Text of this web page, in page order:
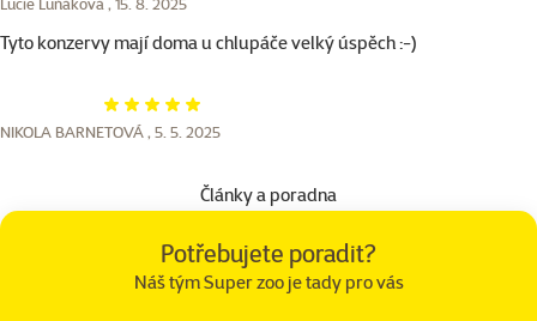
Tyto konzervy mají doma u chlupáče velký úspěch :-)
Hodnocení 100%
NIKOLA BARNETOVÁ , 5. 5. 2025
Články a poradna
Potřebujete poradit?
Náš tým Super zoo je tady pro vás